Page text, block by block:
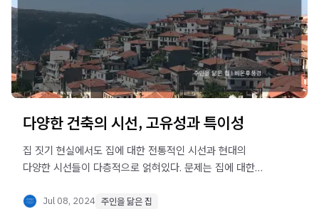
다양한 건축의 시선, 고유성과 특이성
집 짓기 현실에서도 집에 대한 전통적인 시선과 현대의
다양한 시선들이 다층적으로 얽혀있다. 문제는 집에 대한
것이 문제이다.
Jul 08, 2024 주인을 닮은 집